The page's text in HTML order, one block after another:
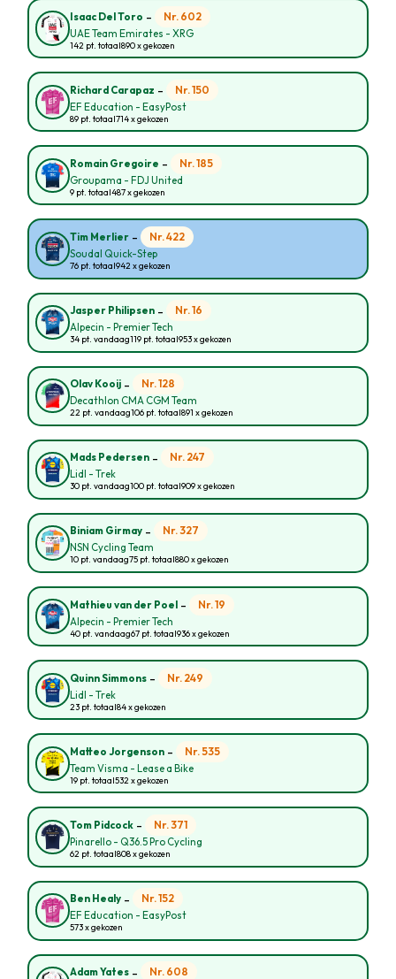
Isaac Del Toro - Nr. 602
UAE Team Emirates - XRG
142 pt. totaal890 x gekozen
Richard Carapaz - Nr. 150
EF Education - EasyPost
89 pt. totaal714 x gekozen
Romain Gregoire - Nr. 185
Groupama - FDJ United
9 pt. totaal487 x gekozen
Tim Merlier - Nr. 422
Soudal Quick-Step
76 pt. totaal942 x gekozen
Jasper Philipsen - Nr. 16
Alpecin - Premier Tech
34 pt. vandaag119 pt. totaal953 x gekozen
Olav Kooij - Nr. 128
Decathlon CMA CGM Team
22 pt. vandaag106 pt. totaal891 x gekozen
Mads Pedersen - Nr. 247
Lidl - Trek
30 pt. vandaag100 pt. totaal909 x gekozen
Biniam Girmay - Nr. 327
NSN Cycling Team
10 pt. vandaag75 pt. totaal880 x gekozen
Mathieu van der Poel - Nr. 19
Alpecin - Premier Tech
40 pt. vandaag67 pt. totaal936 x gekozen
Quinn Simmons - Nr. 249
Lidl - Trek
23 pt. totaal84 x gekozen
Matteo Jorgenson - Nr. 535
Team Visma - Lease a Bike
19 pt. totaal532 x gekozen
Tom Pidcock - Nr. 371
Pinarello - Q36.5 Pro Cycling
62 pt. totaal808 x gekozen
Ben Healy - Nr. 152
EF Education - EasyPost
573 x gekozen
Adam Yates - Nr. 608